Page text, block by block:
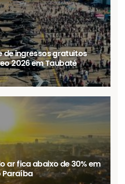
de ingressos gratuitos
2026 em Taubaté
ar fica abaixo de 30% em
Paraíba